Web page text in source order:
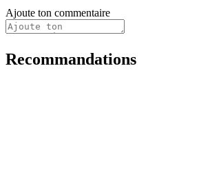
Ajoute ton commentaire
Recommandations